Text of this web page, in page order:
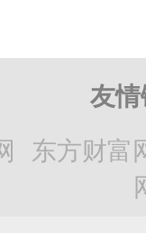
友
东方财富